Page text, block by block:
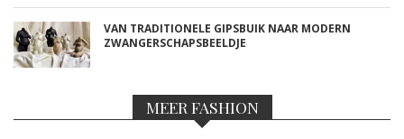
VAN TRADITIONELE GIPSBUIK NAAR MODERN
ZWANGERSCHAPSBEELDJE
MEER FASHION